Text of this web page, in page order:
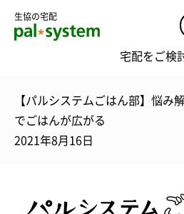
生協の宅配
宅配をご検
【パルシステムごはん部】悩み
でごはんが広がる
2021年8月16日